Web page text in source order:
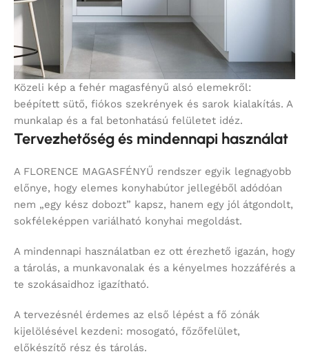
Közeli kép a fehér magasfényű alsó elemekről:
beépített sütő, fiókos szekrények és sarok kialakítás. A
munkalap és a fal betonhatású felületet idéz.
Tervezhetőség és mindennapi használat
A FLORENCE MAGASFÉNYŰ rendszer egyik legnagyobb
előnye, hogy elemes konyhabútor jellegéből adódóan
nem „egy kész dobozt” kapsz, hanem egy jól átgondolt,
sokféleképpen variálható konyhai megoldást.
A mindennapi használatban ez ott érezhető igazán, hogy
a tárolás, a munkavonalak és a kényelmes hozzáférés a
te szokásaidhoz igazítható.
A tervezésnél érdemes az első lépést a fő zónák
kijelölésével kezdeni: mosogató, főzőfelület,
előkészítő rész és tárolás.